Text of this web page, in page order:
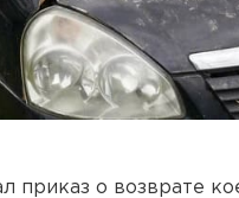
приказ о возврате